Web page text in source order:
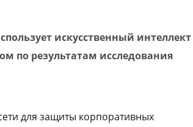
искусственный интеллект
по результатам исследования
для защиты корпоративных